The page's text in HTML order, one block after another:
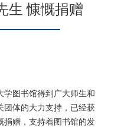
生 慷慨捐赠
学图书馆得到广大师生和
团体的大力支持，已经获
捐赠，支持着图书馆的发